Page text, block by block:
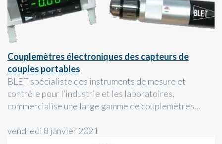
Couplemètres électroniques des capteurs de
couples portables
BLET spécialiste des instruments de mesure et
contrôle pour l’industrie et les laboratoires,
commercialise une large gamme de couplemètres...
vendredi 8 janvier 2021